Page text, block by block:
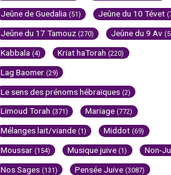
Jeûne de Guedalia (51) Jeûne du 10 Tévet
Jeûne du 17 Tamouz (270) Jeûne du 9 Av
Kabbala (4) Kriat haTorah (220)
Lag Baomer (29)
Le sens des prénoms hébraïques (2)
Limoud Torah (371) Mariage (772)
Mélanges lait/viande (1) Middot (69)
Moussar (154) Musique juive (1) Non-
Nos Sages (131) Pensée Juive (3087)